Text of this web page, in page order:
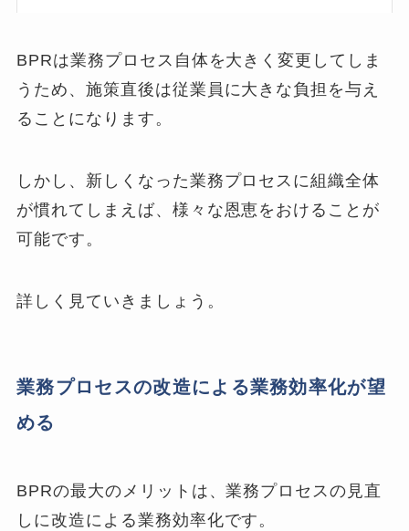
BPRは業務プロセス自体を大きく変更してしま
うため、施策直後は従業員に大きな負担を与え
ることになります。
しかし、新しくなった業務プロセスに組織全体
が慣れてしまえば、様々な恩恵をおけることが
可能です。
詳しく見ていきましょう。
業務プロセスの改造による業務効率化が望
める
BPRの最大のメリットは、業務プロセスの見直
しに改造による業務効率化です。